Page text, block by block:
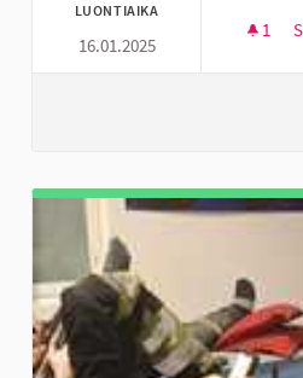
LUONTIAIKA
16.01.2025
1